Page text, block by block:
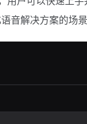
音解决方案的场